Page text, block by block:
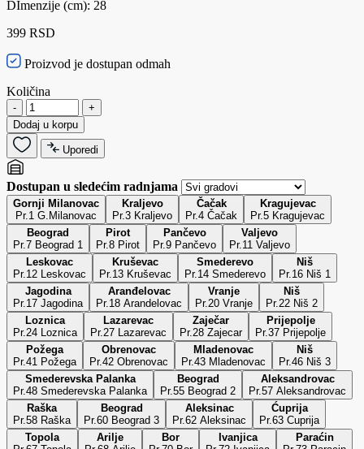
DImenzije (cm): 28
399 RSD
Proizvod je dostupan odmah
Količina
-
+
Dodaj u korpu
Uporedi
Dostupan u sledećim radnjama
Gornji Milanovac
Pr.1 G.Milanovac
Kraljevo
Pr.3 Kraljevo
Čačak
Pr.4 Čačak
Kragujevac
Pr.5 Kragujevac
Beograd
Pr.7 Beograd 1
Pirot
Pr.8 Pirot
Pančevo
Pr.9 Pančevo
Valjevo
Pr.11 Valjevo
Leskovac
Pr.12 Leskovac
Kruševac
Pr.13 Kruševac
Smederevo
Pr.14 Smederevo
Niš
Pr.16 Niš 1
Jagodina
Pr.17 Jagodina
Aranđelovac
Pr.18 Arandelovac
Vranje
Pr.20 Vranje
Niš
Pr.22 Niš 2
Loznica
Pr.24 Loznica
Lazarevac
Pr.27 Lazarevac
Zaječar
Pr.28 Zajecar
Prijepolje
Pr.37 Prijepolje
Požega
Pr.41 Požega
Obrenovac
Pr.42 Obrenovac
Mladenovac
Pr.43 Mladenovac
Niš
Pr.46 Niš 3
Smederevska Palanka
Pr.48 Smederevska Palanka
Beograd
Pr.55 Beograd 2
Aleksandrovac
Pr.57 Aleksandrovac
Raška
Pr.58 Raška
Beograd
Pr.60 Beograd 3
Aleksinac
Pr.62 Aleksinac
Ćuprija
Pr.63 Cuprija
Topola
Arilje
Bor
Ivanjica
Paraćin